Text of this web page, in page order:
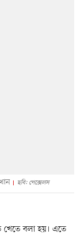
ছবি: পেক্সেলস
খেতে বলা হয়। এতে